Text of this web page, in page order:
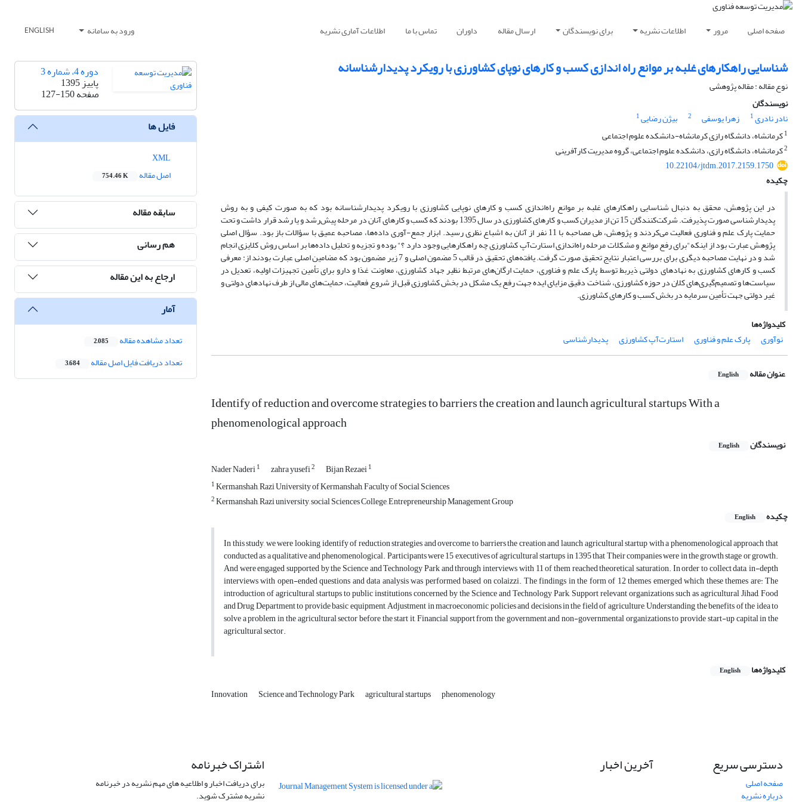
صفحه اصلی مرور اطلاعات نشریه برای نویسندگان ارسال مقاله داوران تماس با ما اطلاعات آماری نشریه ورود به سامانه ENGLISH
شناسایی راهکارهای غلبه بر موانع راه اندازی کسب و کارهای نوپای کشاورزی با رویکرد پدیدارشناسانه
نوع مقاله : مقاله پژوهشی
نویسندگان
نادر نادری1 زهرا یوسفی 2 بیژن رضایی1
1کرمانشاه، دانشگاه رازی کرمانشاه-دانشکده علوم اجتماعی
2کرمانشاه، دانشگاه رازی، دانشکده علوم اجتماعی، گروه مدیریت کارآفرینی
10.22104/jtdm.2017.2159.1750
چکیده
در این پژوهش، محقق به دنبال شناسایی راهکار‌های غلبه بر موانع راه‌اندازی کسب و کار‌های نوپایی کشاورزی با رویکرد پدیدارشناسانه بود که به صورت کیفی و به روش
پدیدار‌شناسی صورت پذیرفت. شرکت‌کنندگان 15 تن از مدیران کسب و کارهای کشاورزی در سال 1395 بودند که کسب و کارهای آنان در مرحله پیش‌رشد و یا رشد قرار داشت و تحت
حمایت پارک علم و فناوری فعالیت می‌کردند و پژوهش، طی مصاحبه با 11 نفر از آنان به اشباع نظری رسید. ابزار جمع-آوری داده‌ها، مصاحبه عمیق با سؤالات باز بود. سؤال اصلی
پژوهش عبارت بود از اینکه"برای رفع موانع و مشکلات مرحله راه‌اندازی استارت‌آپ کشاورزی چه راهکار‌هایی وجود دارد ؟" بوده و تجزیه و تحلیل داده‌ها بر اساس روش کلایزی انجام
شد و در نهایت مصاحبه دیگری برای بررسی اعتبار نتایج تحقیق صورت گرفت. یافته‌های تحقیق در قالب 5 مضمون اصلی و 7 زیر مضمون بود که مضامین اصلی عبارت بودند از: معرفی
کسب و کارهای کشاورزی به نهاد‌های دولتی ذیربط توسط پارک علم و فناوری، حمایت ارگان‌های مرتبط نظیر جهاد کشاورزی، معاونت غذا و دارو برای تأمین تجهیزات اولیه، تعدیل در
سیاست‌ها و تصمیم‌گیری‌های کلان در حوزه کشاورزی، شناخت دقیق مزایای ایده جهت رفع یک مشکل در بخش کشاورزی قبل از شروع فعالیت، حمایت‌های مالی از طرف نهاد‌های دولتی و
غیر دولتی جهت تأمین سرمایه در بخش کسب و کارهای کشاورزی.
کلیدواژه‌ها
نوآوری
پارک علم و فناوری استارت‌آپ کشاورزی پدیدار‌شناسی
عنوان مقاله English
Identify of reduction and overcome strategies to barriers the creation and launch agricultural startups With a
phenomenological approach
نویسندگان English
Nader Naderi1 zahra yusefi2 Bijan Rezaei1
1Kermanshah, Razi University of Kermanshah, Faculty of Social Sciences
2Kermanshah, Razi university, social Sciences College, Entrepreneurship Management Group
چکیده
English
In this study, we were looking identify of reduction strategies and overcome to barriers the creation and launch agricultural startup with a phenomenological approach that
conducted as a qualitative and phenomenological. Participants were 15 executives of agricultural startups in 1395 that Their companies were in the growth stage or growth.
And were engaged supported by the Science and Technology Park and through interviews with 11 of them reached theoretical saturation. In order to collect data, in-depth
interviews with open-ended questions and data analysis was performed based on colaizzi. The findings in the form of 12 themes emerged which these themes are: The
introduction of agricultural startups to public institutions concerned by the Science and Technology Park, Support relevant organizations such as agricultural Jihad, Food
and Drug Department to provide basic equipment, Adjustment in macroeconomic policies and decisions in the field of agriculture, Understanding the benefits of the idea to
solve a problem in the agricultural sector before the start it, Financial support from the government and non-governmental organizations to provide start-up capital in the
agricultural sector.
کلیدواژه‌ها English
Innovation Science and Technology Park agricultural startups phenomenology
دوره 4، شماره 3
پاییز 1395
صفحه127-150
فایل ها
اصل مقاله
754.46 K
سابقه مقاله
هم رسانی
ارجاع به این مقاله
آمار
تعداد مشاهده مقاله 2,085
تعداد دریافت فایل اصل مقاله 3,684
دسترسی سریع
صفحه اصلی
درباره نشریه
آخرین اخبار اشتراک خبرنامه
برای دریافت اخبار و اطلاعیه های مهم نشریه در خبرنامه
نشریه مشترک شوید.